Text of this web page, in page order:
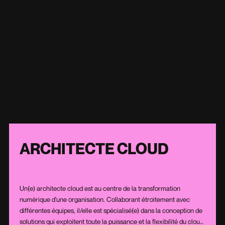
ARCHITECTE CLOUD
Un(e) architecte cloud est au centre de la transformation
numérique d'une organisation. Collaborant étroitement avec
différentes équipes, il/elle est spécialisé(e) dans la conception de
solutions qui exploitent toute la puissance et la flexibilité du cloud.